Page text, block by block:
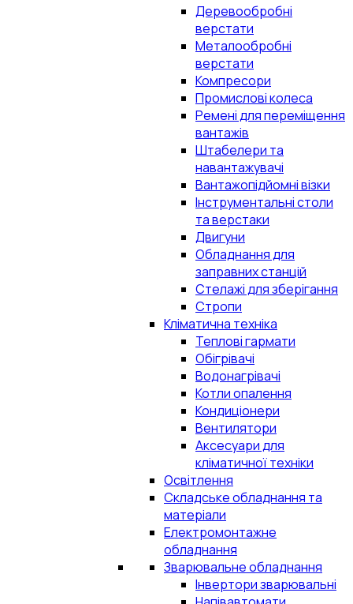
Деревообробні
верстати
Металообробні
верстати
Компресори
Промислові колеса
Ремені для переміщення
вантажів
Штабелери та
навантажувачі
Вантажопідйомні візки
Інструментальні столи
та верстаки
Двигуни
Обладнання для
заправних станцій
Стелажі для зберігання
Стропи
Кліматична техніка
Теплові гармати
Обігрівачі
Водонагрівачі
Котли опалення
Кондиціонери
Вентилятори
Аксесуари для
кліматичної техніки
Освітлення
Складське обладнання та
матеріали
Електромонтажне
обладнання
Зварювальне обладнання
Інвертори зварювальні